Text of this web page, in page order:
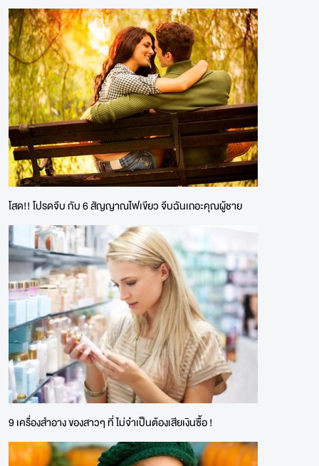
โสด!! โปรดจีบ กับ 6 สัญญาณไฟเขียว จีบฉันเถอะคุณผู้ชาย
9 เครื่องสำอาง ของสาวๆ ที่ ไม่จำเป็นต้องเสียเงินซื้อ !